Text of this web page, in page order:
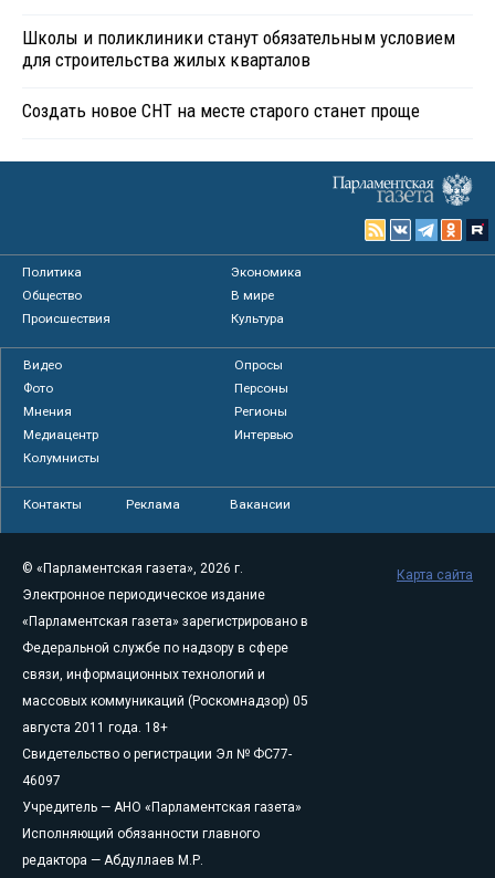
Школы и поликлиники станут обязательным условием
для строительства жилых кварталов
Создать новое СНТ на месте старого станет проще
Политика
Экономика
Общество
В мире
Происшествия
Культура
Видео
Опросы
Фото
Персоны
Мнения
Регионы
Медиацентр
Интервью
Колумнисты
Контакты Реклама Вакансии
© «Парламентская газета», 2026 г.
Электронное периодическое издание
«Парламентская газета» зарегистрировано в
Федеральной службе по надзору в сфере
связи, информационных технологий и
массовых коммуникаций (Роскомнадзор) 05
августа 2011 года. 18+
Свидетельство о регистрации Эл № ФС77-
46097
Учредитель — АНО «Парламентская газета»
Исполняющий обязанности главного
редактора — Абдуллаев М.Р.
Карта сайта